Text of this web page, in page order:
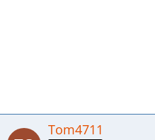
Tom4711